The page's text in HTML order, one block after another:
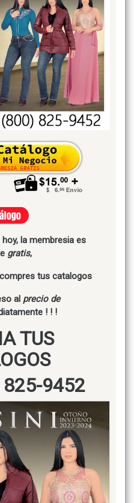
la membresia es
gratis,
tus catalogos
al precio de
! ! !
TUS
9452